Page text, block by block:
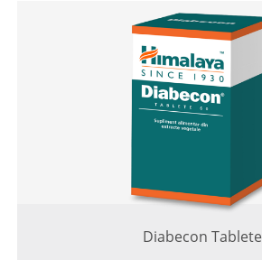
Diabecon Tablete